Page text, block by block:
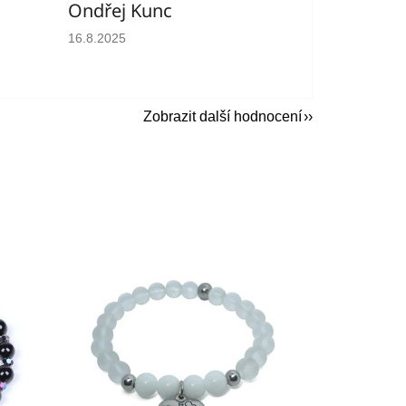
Ondřej Kunc
Hodnocení obchodu je 5 z 5 hvězdiček.
16.8.2025
Zobrazit další hodnocení